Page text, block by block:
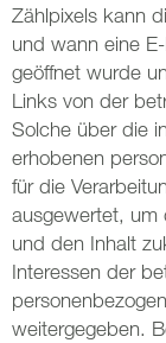
Zählpixels kann
und wann eine
geöffnet wurde
Links von der
Solche über die
erhobenen
für die
ausgewertet, um
und den Inhalt
Interessen der
weitergegeben.